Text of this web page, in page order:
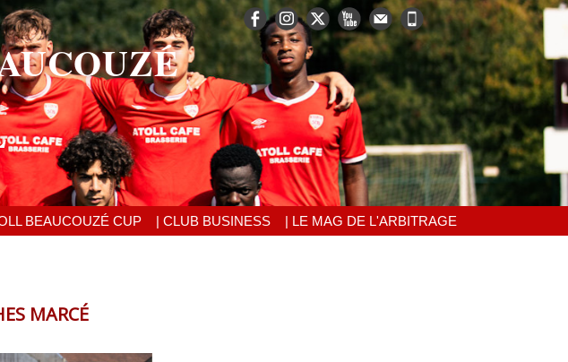
BEAUCOUZÉ CUP | CLUB BUSINESS | LE MAG DE L'ARBITRAGE
MARCÉ